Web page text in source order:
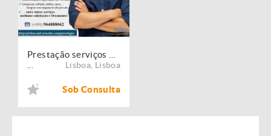
Lisboa Lisboa
Sob Consulta